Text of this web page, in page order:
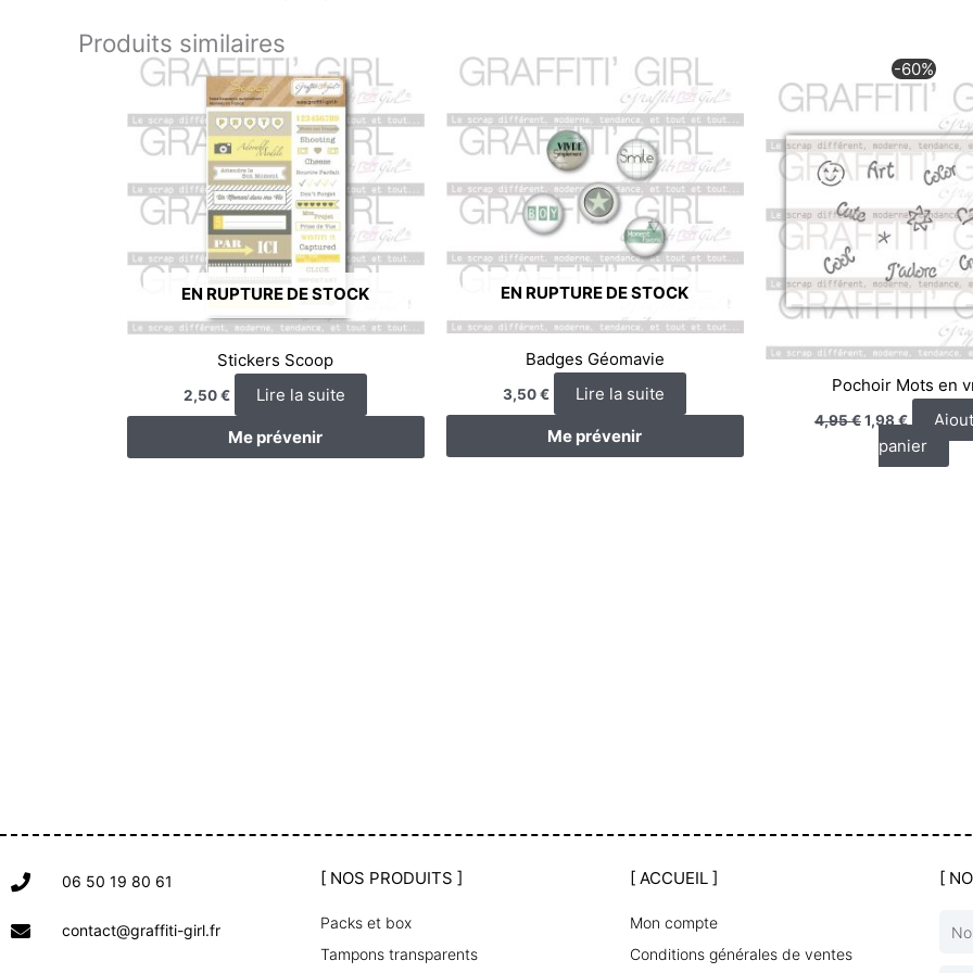
Produits similaires
EN RUPTURE DE STOCK
Stickers Scoop
2,50€ Lire la suite
Me prévenir
EN RUPTURE DE STOCK
Badges Géomavie
3,50€ Lire la suite
Me prévenir
-60%
Pochoir Mots en
4,95€
prix
initial
4,95 €.
1,98€
Le
prix
1,98 €.
panier
06 50 19 80 61
contact@graffiti-girl.fr
[ NOS PRODUITS ]
Packs et box
Tampons transparents
[ ACCUEIL ]
Mon compte
Conditions générales de ventes
[